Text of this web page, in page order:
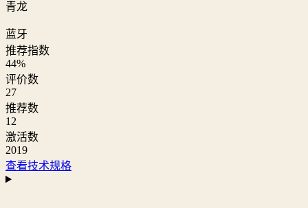
青龙
蓝牙
推荐指数
44%
评价数
27
推荐数
12
激活数
2019
查看技术规格